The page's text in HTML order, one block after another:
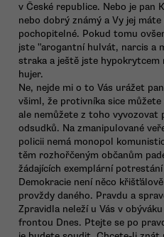
v České republice. Nebo je pan
nebo dobrý známý a Vy jej
pochopitelné. Pokud tomu
jste "arogantní hulvát, narcis a
straka a ještě jste
hujer.
Ne, nejde mi o to Vás urážet
všiml, že protivníka sice
ale nemůžete z toho vyvozovat
odsudků. Na zmanipulované
policii nemá monopol
těm rozhořčeným občanům
žádajících exemplární
Demokracie není něco
provždy daného. Pravdu a
Zpravidla neleží u Vás v
frontou Dnes. Ptejte se po